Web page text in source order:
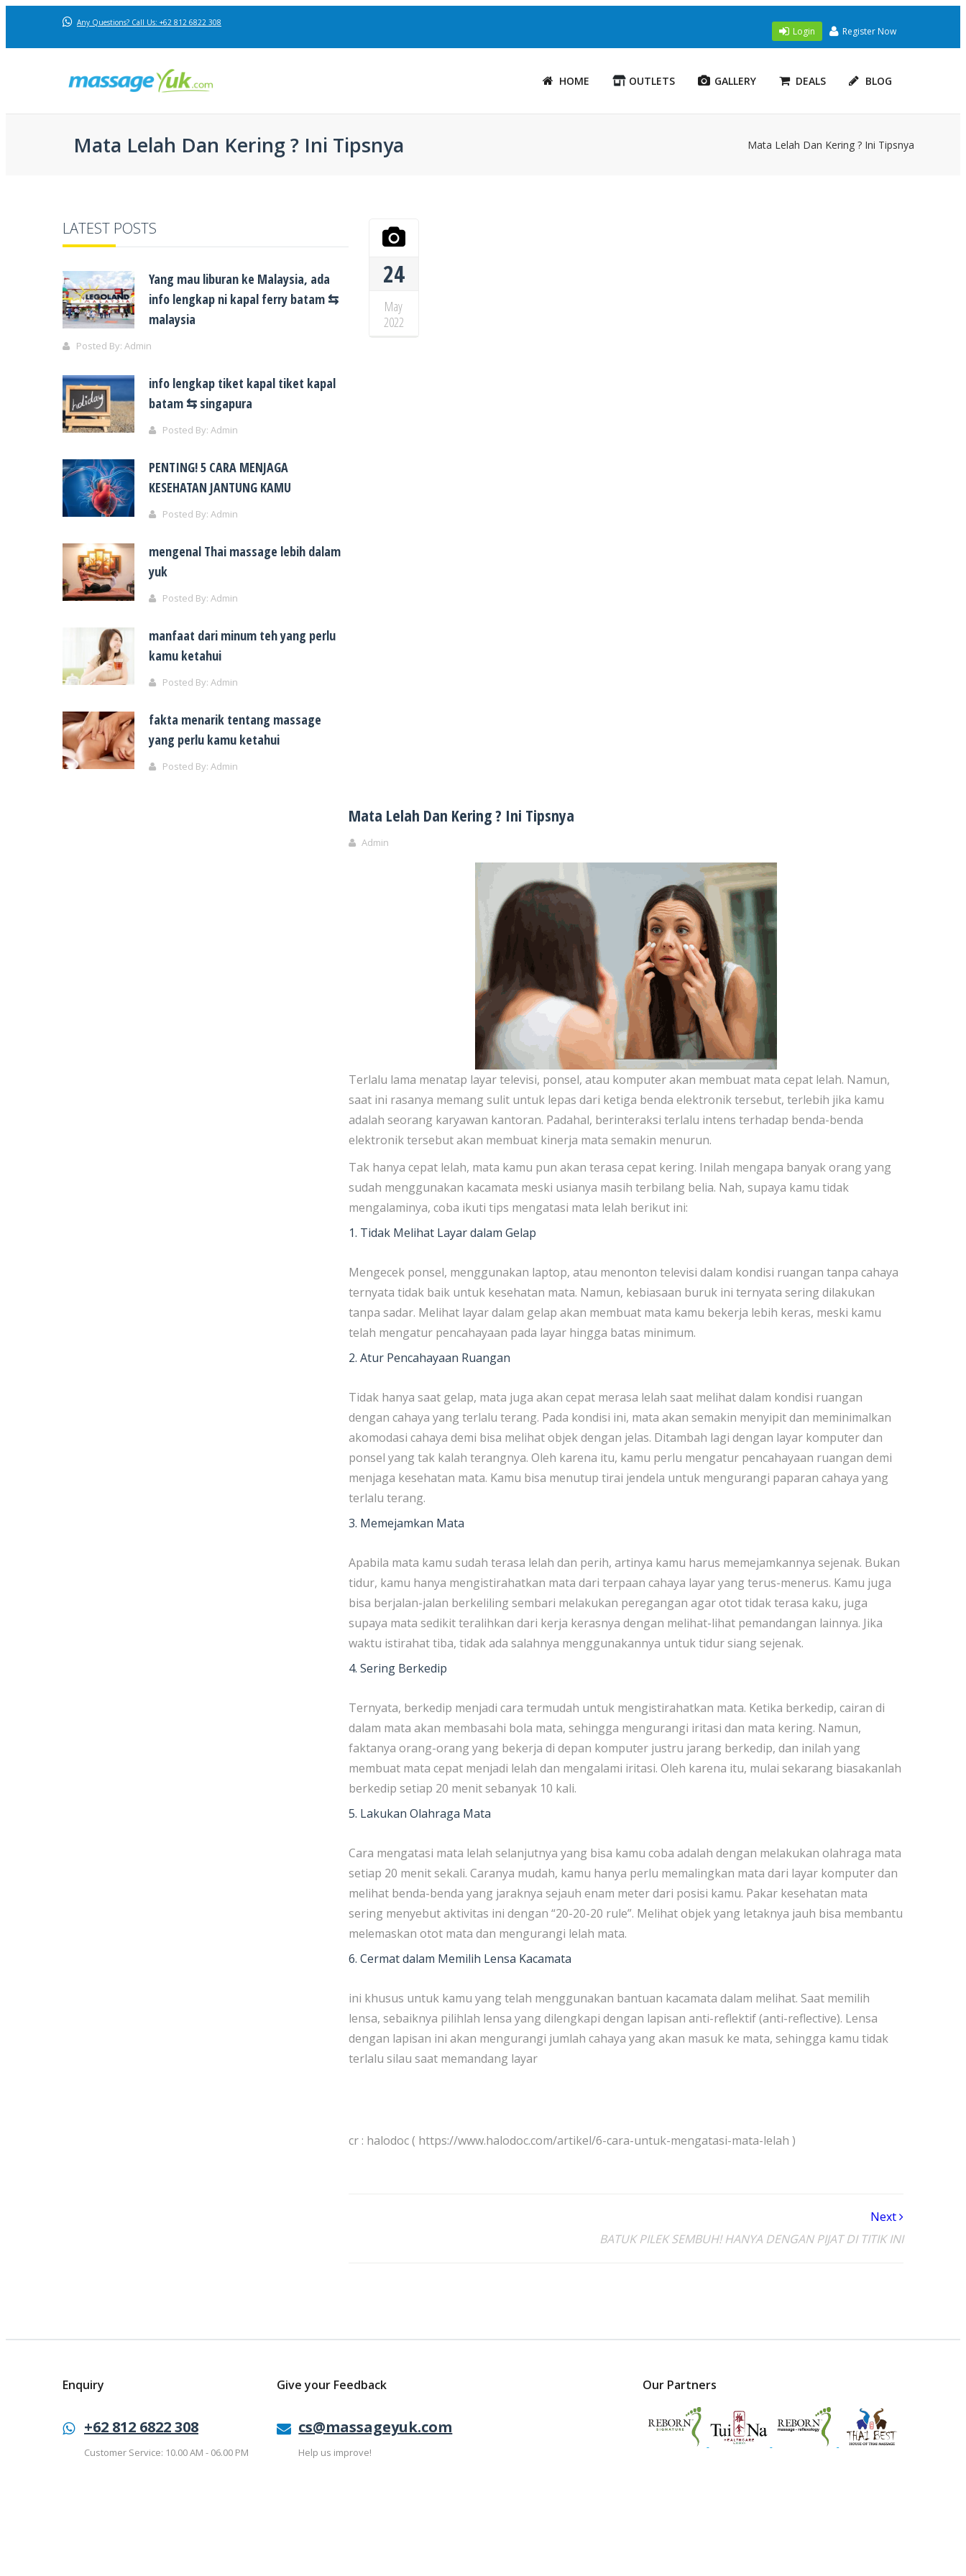
Any Questions? Call Us: +62 812 6822 308
Login Register Now
HOME OUTLETS GALLERY DEALS BLOG
24
May
2022
LATEST POSTS
Yang mau liburan ke Malaysia, ada
info lengkap ni kapal ferry batam ⇆
malaysia
Posted By: Admin
info lengkap tiket kapal tiket kapal
batam ⇆ singapura
Posted By: Admin
PENTING! 5 CARA MENJAGA
KESEHATAN JANTUNG KAMU
Posted By: Admin
mengenal Thai massage lebih dalam
yuk
Posted By: Admin
manfaat dari minum teh yang perlu
kamu ketahui
Posted By: Admin
fakta menarik tentang massage
yang perlu kamu ketahui
Posted By: Admin
Mata Lelah Dan Kering ? Ini Tipsnya Mata Lelah Dan Kering ? Ini Tipsnya
Mata Lelah Dan Kering ? Ini Tipsnya
Admin
Terlalu lama menatap layar televisi, ponsel, atau komputer akan membuat mata cepat lelah. Namun,
saat ini rasanya memang sulit untuk lepas dari ketiga benda elektronik tersebut, terlebih jika kamu
adalah seorang karyawan kantoran. Padahal, berinteraksi terlalu intens terhadap benda-benda
elektronik tersebut akan membuat kinerja mata semakin menurun.
Tak hanya cepat lelah, mata kamu pun akan terasa cepat kering. Inilah mengapa banyak orang yang
sudah menggunakan kacamata meski usianya masih terbilang belia. Nah, supaya kamu tidak
mengalaminya, coba ikuti tips mengatasi mata lelah berikut ini:
1. Tidak Melihat Layar dalam Gelap
Mengecek ponsel, menggunakan laptop, atau menonton televisi dalam kondisi ruangan tanpa cahaya
ternyata tidak baik untuk kesehatan mata. Namun, kebiasaan buruk ini ternyata sering dilakukan
tanpa sadar. Melihat layar dalam gelap akan membuat mata kamu bekerja lebih keras, meski kamu
telah mengatur pencahayaan pada layar hingga batas minimum.
2. Atur Pencahayaan Ruangan
Tidak hanya saat gelap, mata juga akan cepat merasa lelah saat melihat dalam kondisi ruangan
dengan cahaya yang terlalu terang. Pada kondisi ini, mata akan semakin menyipit dan meminimalkan
akomodasi cahaya demi bisa melihat objek dengan jelas. Ditambah lagi dengan layar komputer dan
ponsel yang tak kalah terangnya. Oleh karena itu, kamu perlu mengatur pencahayaan ruangan demi
menjaga kesehatan mata. Kamu bisa menutup tirai jendela untuk mengurangi paparan cahaya yang
terlalu terang.
3. Memejamkan Mata
Apabila mata kamu sudah terasa lelah dan perih, artinya kamu harus memejamkannya sejenak. Bukan
tidur, kamu hanya mengistirahatkan mata dari terpaan cahaya layar yang terus-menerus. Kamu juga
bisa berjalan-jalan berkeliling sembari melakukan peregangan agar otot tidak terasa kaku, juga
supaya mata sedikit teralihkan dari kerja kerasnya dengan melihat-lihat pemandangan lainnya. Jika
waktu istirahat tiba, tidak ada salahnya menggunakannya untuk tidur siang sejenak.
4. Sering Berkedip
Ternyata, berkedip menjadi cara termudah untuk mengistirahatkan mata. Ketika berkedip, cairan di
dalam mata akan membasahi bola mata, sehingga mengurangi iritasi dan mata kering. Namun,
faktanya orang-orang yang bekerja di depan komputer justru jarang berkedip, dan inilah yang
membuat mata cepat menjadi lelah dan mengalami iritasi. Oleh karena itu, mulai sekarang biasakanlah
berkedip setiap 20 menit sebanyak 10 kali.
5. Lakukan Olahraga Mata
Cara mengatasi mata lelah selanjutnya yang bisa kamu coba adalah dengan melakukan olahraga mata
setiap 20 menit sekali. Caranya mudah, kamu hanya perlu memalingkan mata dari layar komputer dan
melihat benda-benda yang jaraknya sejauh enam meter dari posisi kamu. Pakar kesehatan mata
sering menyebut aktivitas ini dengan “20-20-20 rule”. Melihat objek yang letaknya jauh bisa membantu
melemaskan otot mata dan mengurangi lelah mata.
6. Cermat dalam Memilih Lensa Kacamata
ini khusus untuk kamu yang telah menggunakan bantuan kacamata dalam melihat. Saat memilih
lensa, sebaiknya pilihlah lensa yang dilengkapi dengan lapisan anti-reflektif (anti-reflective). Lensa
dengan lapisan ini akan mengurangi jumlah cahaya yang akan masuk ke mata, sehingga kamu tidak
terlalu silau saat memandang layar
cr : halodoc ( https://www.halodoc.com/artikel/6-cara-untuk-mengatasi-mata-lelah )
Next
BATUK PILEK SEMBUH! HANYA DENGAN PIJAT DI TITIK INI
Enquiry
+62 812 6822 308
Customer Service: 10.00 AM - 06.00 PM
Give your Feedback
cs@massageyuk.com
Help us improve!
Our Partners